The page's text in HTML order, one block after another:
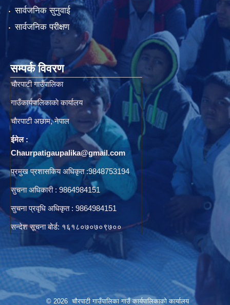
सार्वजनिक सुनुवाई
सार्वजनिक परीक्षण
सम्पर्क विवरण
चाैरपाटी गाउँपालिका
गाउँकार्यपालिकाकाे कार्यालय
चाैरपाटी अछाम, नेपाल
ईमेल :
Chaurpatigaupalika@gmail.com
प्रमुख प्रशासकिय अधिकृत :9848753194
सुचना अधिकारी : 9864984151
सुचना प्रवृधि अधिकृत : 9864984151
सन्देश सूचना बोर्ड: १६१८०७०७०९७००
© 2026 चौरपाटी गाउँपालिका गाउँ कार्यपालिकाकाे कार्यालय